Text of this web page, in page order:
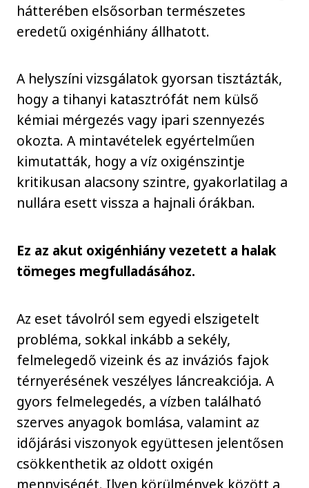
hátterében elsősorban természetes
eredetű oxigénhiány állhatott.
A helyszíni vizsgálatok gyorsan tisztázták,
hogy a tihanyi katasztrófát nem külső
kémiai mérgezés vagy ipari szennyezés
okozta. A mintavételek egyértelműen
kimutatták, hogy a víz oxigénszintje
kritikusan alacsony szintre, gyakorlatilag a
nullára esett vissza a hajnali órákban.
Ez az akut oxigénhiány vezetett a halak
tömeges megfulladásához.
Az eset távolról sem egyedi elszigetelt
probléma, sokkal inkább a sekély,
felmelegedő vizeink és az inváziós fajok
térnyerésének veszélyes láncreakciója. A
gyors felmelegedés, a vízben található
szerves anyagok bomlása, valamint az
időjárási viszonyok együttesen jelentősen
csökkenthetik az oldott oxigén
mennyiségét. Ilyen körülmények között a